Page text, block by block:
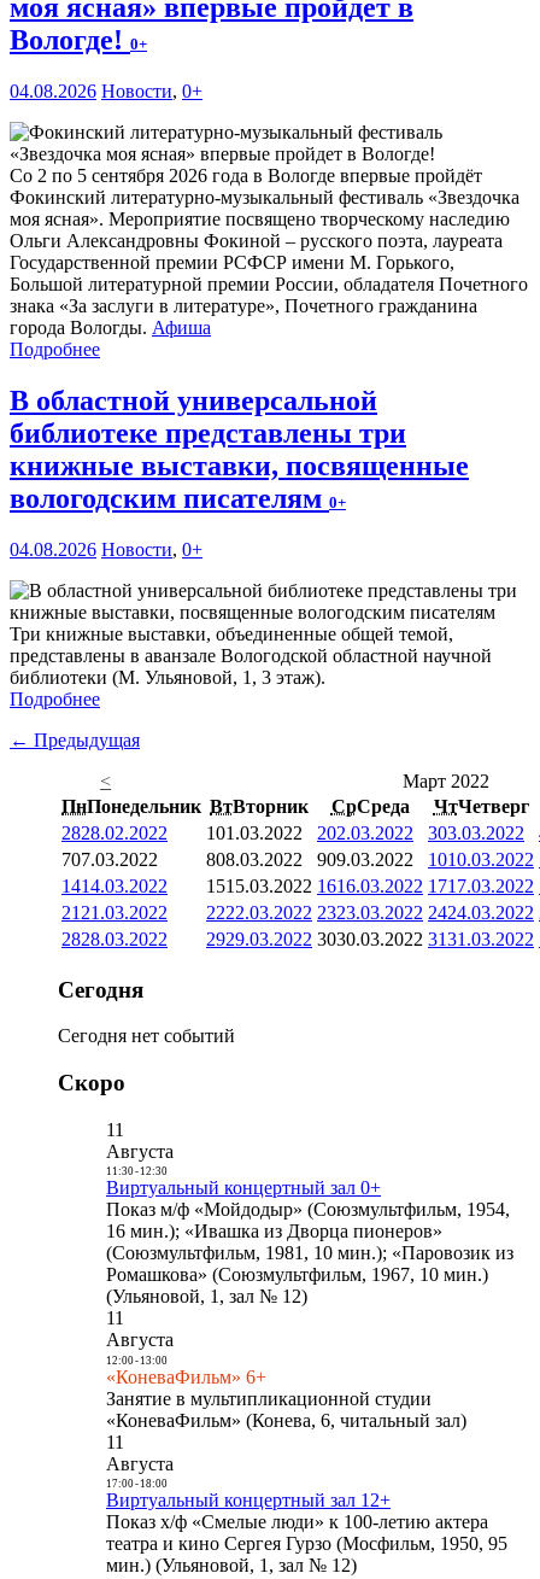
моя ясная» впервые пройдет в
Вологде! 0+
04.08.2026 Новости, 0+
Со 2 по 5 сентября 2026 года в Вологде впервые пройдёт
Фокинский литературно-музыкальный фестиваль «Звездочка
моя ясная». Мероприятие посвящено творческому наследию
Ольги Александровны Фокиной – русского поэта, лауреата
Государственной премии РСФСР имени М. Горького,
Большой литературной премии России, обладателя Почетного
знака «За заслуги в литературе», Почетного гражданина
города Вологды. Афиша
Подробнее
В областной универсальной
библиотеке представлены три
книжные выставки, посвященные
вологодским писателям 0+
04.08.2026 Новости, 0+
Три книжные выставки, объединенные общей темой,
представлены в аванзале Вологодской областной научной
библиотеки (М. Ульяновой, 1, 3 этаж).
Подробнее
← Предыдущая
<
Март 2022
ПнПонедельник ВтВторник СрСреда ЧтЧетверг
2828.02.2022 101.03.2022 202.03.2022 303.03.2022
707.03.2022 808.03.2022 909.03.2022 1010.03.2022
1414.03.2022 1515.03.2022 1616.03.2022 1717.03.2022
21 21.03.2022 2222.03.2022 2323.03.2022 2424.03.2022
2828.03.2022 2929.03.2022 3030.03.2022 3131.03.2022
Сегодня
Сегодня нет событий
Скоро
11
Августа
11:30- 12:30
Виртуальный концертный зал 0+
Показ м/ф «Мойдодыр» (Союзмультфильм, 1954,
16 мин.); «Ивашка из Дворца пионеров»
(Союзмультфильм, 1981, 10 мин.); «Паровозик из
Ромашкова» (Союзмультфильм, 1967, 10 мин.)
(Ульяновой, 1, зал № 12)
11
Августа
12:00- 13:00
«КоневаФильм» 6+
Занятие в мультипликационной студии
«КоневаФильм» (Конева, 6, читальный зал)
11
Августа
17:00- 18:00
Виртуальный концертный зал 12+
Показ х/ф «Смелые люди» к 100-летию актера
театра и кино Сергея Гурзо (Мосфильм, 1950, 95
мин.) (Ульяновой, 1, зал № 12)